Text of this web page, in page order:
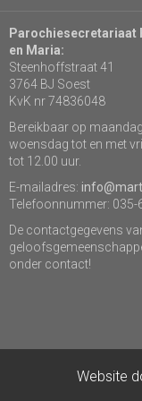
Parochiesecretariaat
en Maria:
Steenhoffstraat 41
3764 BJ Soest
KvK nr 74836048
Bereikbaar op
woensdag tot en met
tot 12.00 uur.
E-mailadres:
Telefoonnummer: 035-
De contactgegevens
onder contact!
Website